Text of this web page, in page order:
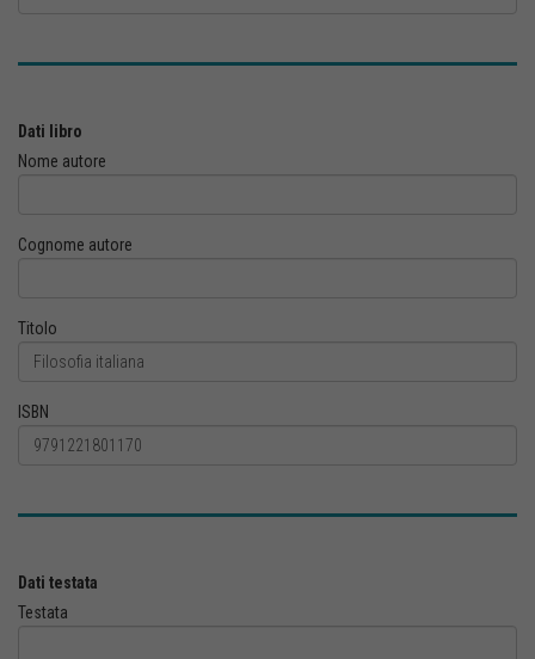
Dati libro
Nome autore
Cognome autore
Titolo
ISBN
Dati testata
Testata